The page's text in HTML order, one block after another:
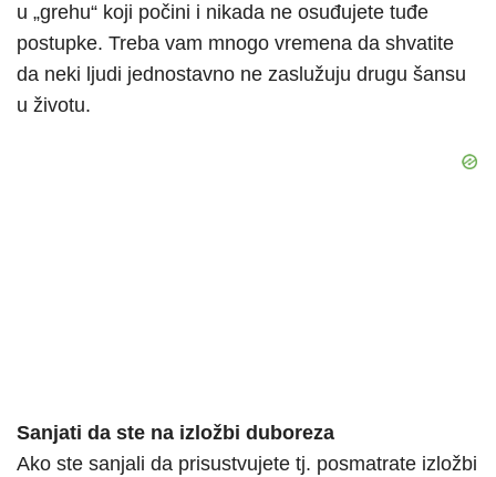
u „grehu“ koji počini i nikada ne osuđujete tuđe
postupke. Treba vam mnogo vremena da shvatite
da neki ljudi jednostavno ne zaslužuju drugu šansu
u životu.
Sanjati da ste na izložbi duboreza
Ako ste sanjali da prisustvujete tj. posmatrate izložbi